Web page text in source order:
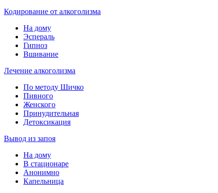
Кодирование от алкоголизма
На дому
Эспераль
Гипноз
Вшивание
Лечение алкоголизма
По методу Шичко
Пивного
Женского
Принудительная
Детоксикация
Вывод из запоя
На дому
В стационаре
Анонимно
Капельница